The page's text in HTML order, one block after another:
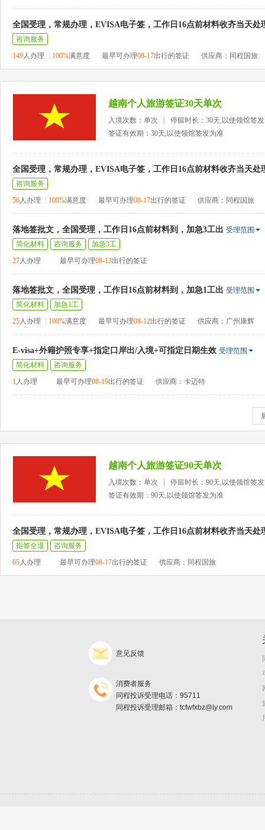
全国受理，常规办理，EVISA电子签，工作日16点前材料收齐当天处
咨询服务
149人办理 100%满意度 最早可办理08-17出行的签证 供应商：同程国旅
越南个人旅游签证30天单次
入境次数：单次
停留时长：30天,以使领馆签
签证有效期：30天,以使领馆签发为准
全国受理，常规办理，EVISA电子签，工作日16点前材料收齐当天处
咨询服务
56人办理 100%满意度 最早可办理08-17出行的签证 供应商：同程国旅
落地签批文，全国受理，工作日16点前材料到，加急3工出 受理范围
简化材料
咨询服务
加急3工
27人办理 最早可办理08-13出行的签证
落地签批文，全国受理，工作日16点前材料到，加急1工出 受理范围
简化材料
加急1工
25人办理 100%满意度 最早可办理08-12出行的签证 供应商：广州康辉
E-visa+外籍护照专享+指定口岸出/入境+可指定日期生效 受理范围
简化材料
咨询服务
1人办理 最早可办理08-19出行的签证 供应商：卡迈特
越南个人旅游签证90天单次
入境次数：单次
停留时长：90天,以使领馆签
签证有效期：90天,以使领馆签发为准
全国受理，常规办理，EVISA电子签，工作日16点前材料收齐当天处
拒签全退
咨询服务
65人办理 最早可办理08-17出行的签证 供应商：同程国旅
意见反馈
消费者服务
同程投诉受理电话：95711
同程投诉受理邮箱：tcfwfxbz@ly.com